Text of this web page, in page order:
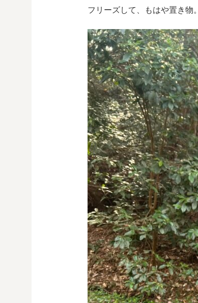
フリーズして、もはや置き物。